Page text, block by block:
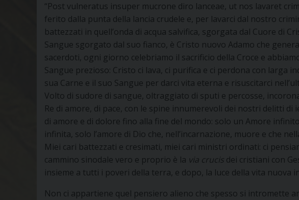
“Post vulneratus insuper mucrone diro lanceae, ut nos lavaret
ferito dalla punta della lancia crudele e, per lavarci dal nostro
battezzati in quell’onda di acqua salvifica, sgorgata dal Cuore di
Sangue sgorgato dal suo fianco, è Cristo nuovo Adamo che
sacerdoti, ogni giorno celebriamo il sacrificio della Croce e
Sangue prezioso: Cristo ci lava, ci purifica e ci perdona con larga
sua Carne e il suo Sangue per darci vita eterna e risuscitarci
Volto di sudore di sangue, oltraggiato di sputi e percosse,
Re di amore, di pace, con le spine innumerevoli dei nostri delitti di
di amore e di dolore fino alla fine del mondo: solo un Amore
infinita, solo l’amore di Dio che, nell’incarnazione, muore e che
Miei cari battezzati e cresimati, miei cari ministri ordinati: ci
cammino sinodale vero e proprio è la via crucis dei cristiani con
insieme a tutti i poveri della terra, e dopo, la luce della vita nuova
Non ci appartiene quel pensiero alieno che spesso si intromette